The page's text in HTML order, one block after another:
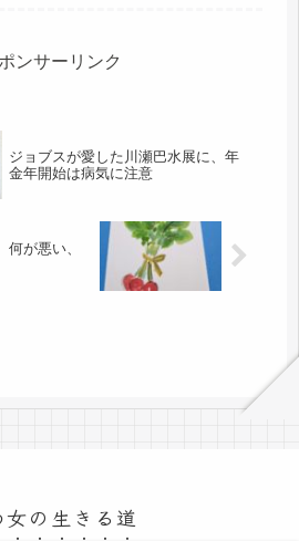
には...
ンサーリンク
ジョブスが愛した川瀬巴水展に、年
金年開始は病気に注意
が悪い、
女の生きる道